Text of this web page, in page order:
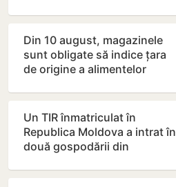
Din 10 august, magazinele
sunt obligate să indice țara
de origine a alimentelor
Un TIR înmatriculat în
Republica Moldova a intrat în
două gospodării din